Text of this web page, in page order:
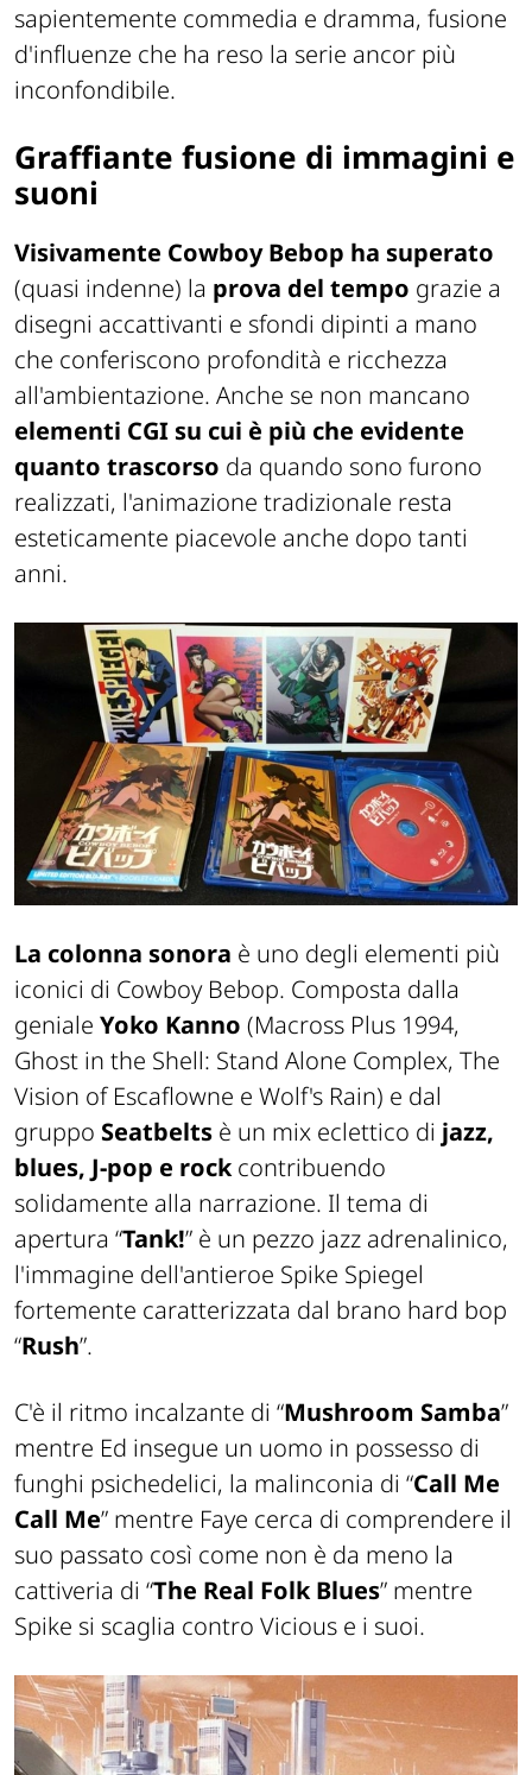
sapientemente commedia e dramma, fusione
d'influenze che ha reso la serie ancor più
inconfondibile.
Graffiante fusione di immagini e
suoni
Visivamente Cowboy Bebop ha superato
(quasi indenne) la prova del tempo grazie a
disegni accattivanti e sfondi dipinti a mano
che conferiscono profondità e ricchezza
all'ambientazione. Anche se non mancano
elementi CGI su cui è più che evidente
quanto trascorso da quando sono furono
realizzati, l'animazione tradizionale resta
esteticamente piacevole anche dopo tanti
anni.
La colonna sonora è uno degli elementi più
iconici di Cowboy Bebop. Composta dalla
geniale Yoko Kanno (Macross Plus 1994,
Ghost in the Shell: Stand Alone Complex, The
Vision of Escaflowne e Wolf's Rain) e dal
gruppo Seatbelts è un mix eclettico di jazz,
blues, J-pop e rockcontribuendo
solidamente alla narrazione. Il tema di
apertura “Tank!” è un pezzo jazz adrenalinico,
l'immagine dell'antieroe Spike Spiegel
fortemente caratterizzata dal brano hard bop
“Rush”.
C'è il ritmo incalzante di “Mushroom Samba”
mentre Ed insegue un uomo in possesso di
funghi psichedelici, la malinconia di “Call Me
Call Me” mentre Faye cerca di comprendere il
suo passato così come non è da meno la
cattiveria di “The Real Folk Blues” mentre
Spike si scaglia contro Vicious e i suoi.